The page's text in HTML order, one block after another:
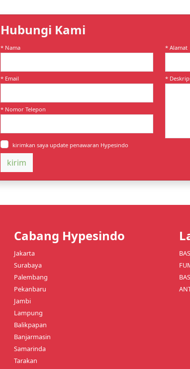
Hubungi Kami
* Nama
* Email
* Nomor Telepon
* Alamat
*
kirimkan saya update penawaran Hypesindo
kirim
Cabang Hypesindo
Jakarta
Surabaya
Palembang
Pekanbaru
Jambi
Lampung
Balikpapan
Banjarmasin
Samarinda
Tarakan